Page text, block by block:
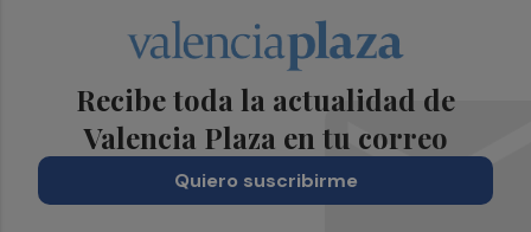
Recibe toda la actualidad de
Valencia Plaza en tu correo
Quiero suscribirme